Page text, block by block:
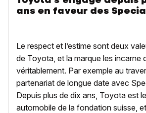
ans en faveur des
Le respect et l’estime sont deux
de Toyota, et la marque les incarne
véritablement. Par exemple au
partenariat de longue date avec
Depuis plus de dix ans, Toyota est
automobile de la fondation suisse,